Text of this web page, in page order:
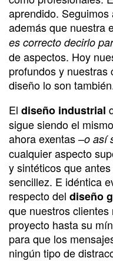
aprendido.
además que nuestra
es correcto decirlo
de aspectos. Hoy
profundos y nuestras
diseño lo son
El diseño industrial
sigue siendo el
ahora exentas –o así
cualquier aspecto
y sintéticos que
sencillez. E idéntica
respecto del diseño
que nuestros
proyecto hasta su
para que los
ningún tipo de